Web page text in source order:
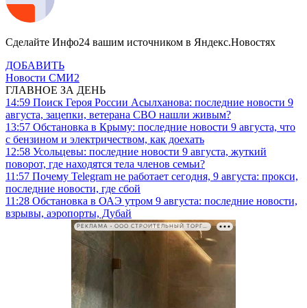
Сделайте Инфо24 вашим источником в Яндекс.Новостях
ДОБАВИТЬ
Новости СМИ2
ГЛАВНОЕ ЗА ДЕНЬ
14:59 Поиск Героя России Асылханова: последние новости 9
августа, зацепки, ветерана СВО нашли живым?
13:57 Обстановка в Крыму: последние новости 9 августа, что
с бензином и электричеством, как доехать
12:58 Усольцевы: последние новости 9 августа, жуткий
поворот, где находятся тела членов семьи?
11:57 Почему Telegram не работает сегодня, 9 августа: прокси,
последние новости, где сбой
11:28 Обстановка в ОАЭ утром 9 августа: последние новости,
взрывы, аэропорты, Дубай
РЕКЛАМА • ООО СТРОИТЕЛЬНЫЙ ТОРГОВЫЙ ДОМ «ПЕТРОВИЧ». ИНН: 7802348846